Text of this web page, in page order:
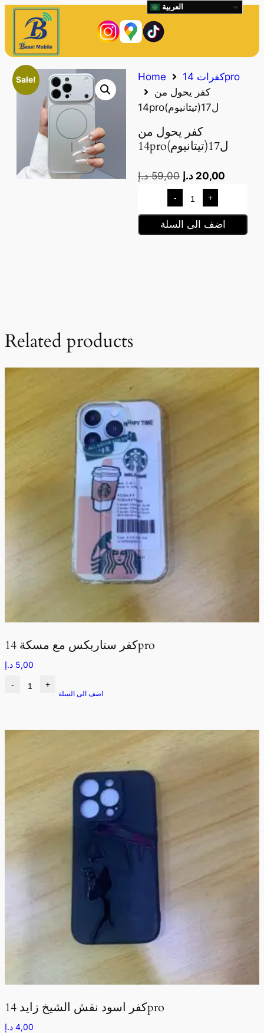
Sale! Home
كفرات 14pro
كفر يحول من
14proل17(تيتانيوم)
كفر يحول من
14proل17(تيتانيوم)
59,00 د.إ 20,00 د.إ
- +
اضف الى السلة
Related products
كفر ستاربكس مع مسكة 14pro
5,00 د.إ
- +
اضف الى السلة
كفر اسود نقش الشيخ زايد 14pro
4,00 د.إ
العربية